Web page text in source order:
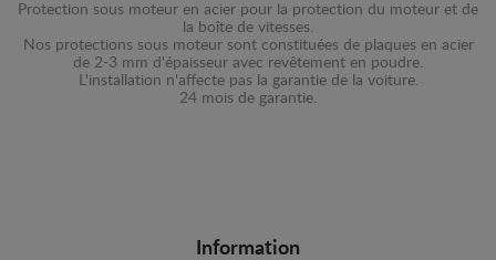
Protection sous moteur en acier pour la protection du moteur et de
la boîte de vitesses.
Nos protections sous moteur sont constituées de plaques en acier
de 2-3 mm d'épaisseur avec revêtement en poudre.
L'installation n'affecte pas la garantie de la voiture.
24 mois de garantie.
Information